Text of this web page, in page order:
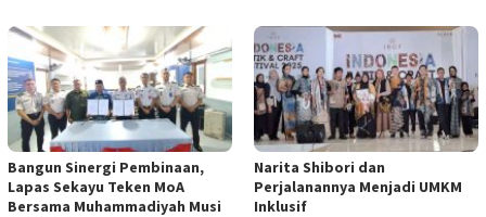
Bangun Sinergi Pembinaan,
Lapas Sekayu Teken MoA
Bersama Muhammadiyah Musi
Narita Shibori dan
Perjalanannya Menjadi UMKM
Inklusif